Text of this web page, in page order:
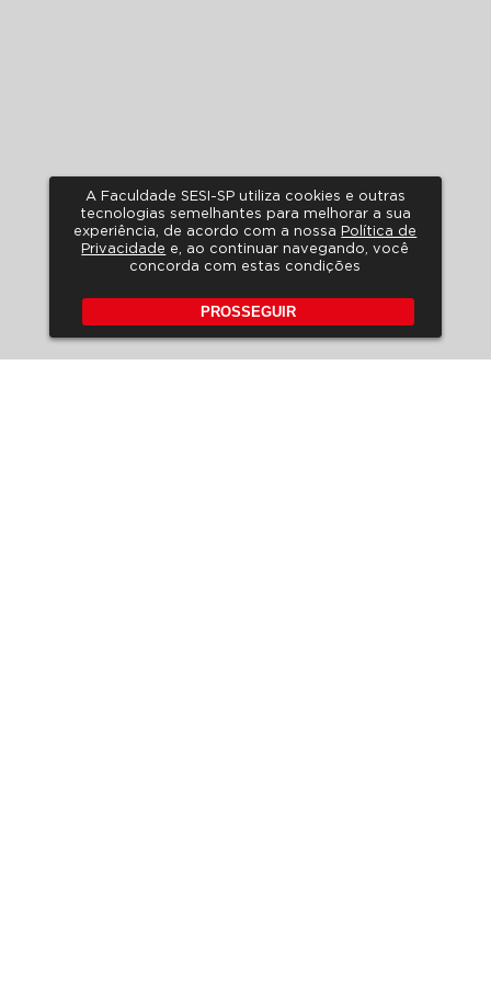
A Faculdade SESI-SP utiliza cookies e outras
tecnologias semelhantes para melhorar a sua
experiência, de acordo com a nossa Política de
Privacidade e, ao continuar navegando, você
concorda com estas condições
PROSSEGUIR